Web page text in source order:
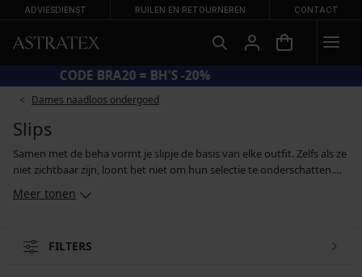
ADVIESDIENST RUILEN EN RETOURNEREN CONTACT
CODE BRA20 = BH'S -20%
Dames naadloos ondergoed
Slips
Samen met de beha vormt je slipje de basis van elke outfit. Zelfs als ze
niet zichtbaar zijn, loont het niet om hun selectie te onderschatten.
dat je het draagt. Terwijl sommige vrouwen de voorkeur geven aan
daarom vind je zowel slipjes van natuurlijk katoen en van
Meer tonen
FILTERS